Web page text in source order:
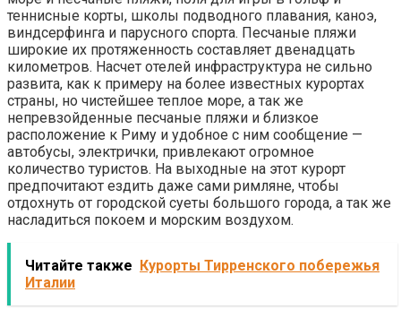
теннисные корты, школы подводного плавания, каноэ,
виндсерфинга и парусного спорта. Песчаные пляжи
широкие их протяженность составляет двенадцать
километров. Насчет отелей инфраструктура не сильно
развита, как к примеру на более известных курортах
страны, но чистейшее теплое море, а так же
непревзойденные песчаные пляжи и близкое
расположение к Риму и удобное с ним сообщение —
автобусы, электрички, привлекают огромное
количество туристов. На выходные на этот курорт
предпочитают ездить даже сами римляне, чтобы
отдохнуть от городской суеты большого города, а так же
насладиться покоем и морским воздухом.
Читайте также Курорты Тирренского побережья
Италии